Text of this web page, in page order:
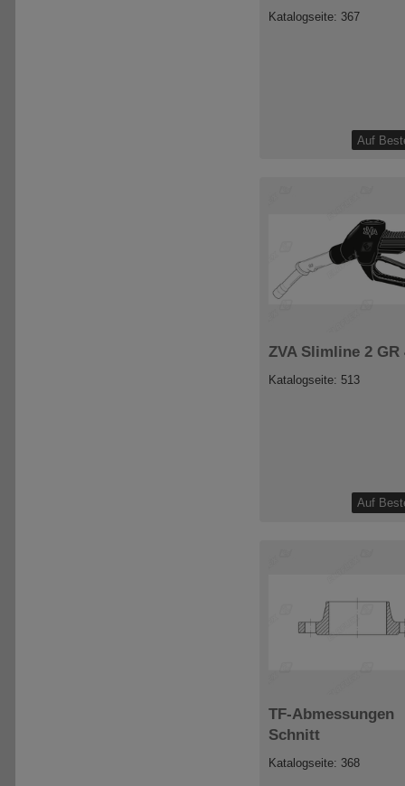
Katalogseite: 367
ZVA Slimline 2 GR
Katalogseite: 513
TF-Abmessungen
Schnitt
Katalogseite: 368